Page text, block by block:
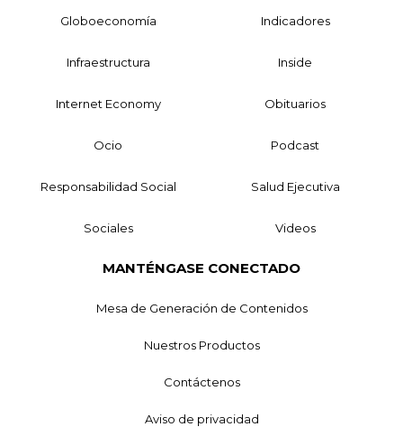
Globoeconomía Indicadores
Infraestructura Inside
Internet Economy Obituarios
Ocio Podcast
Responsabilidad Social Salud Ejecutiva
Sociales Videos
MANTÉNGASE CONECTADO
Mesa de Generación de Contenidos
Nuestros Productos
Contáctenos
Aviso de privacidad